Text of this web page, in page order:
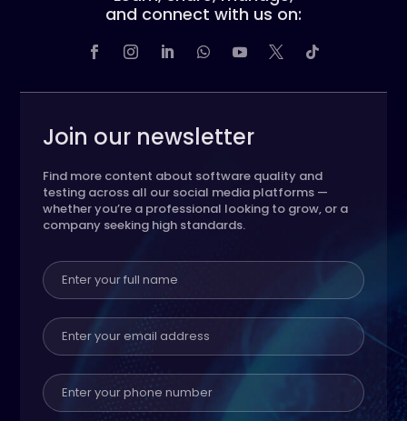
and connect with us on:
Join our newsletter
Find more content about software quality and
testing across all our social media platforms —
whether you’re a professional looking to grow, or a
company seeking high standards.